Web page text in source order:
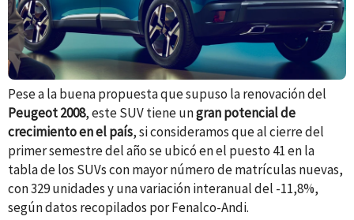
Pese a la buena propuesta que supuso la renovación del
Peugeot 2008, este SUV tiene ungran potencial de
crecimiento en el país, si consideramos que al cierre del
primer semestre del año se ubicó en el puesto 41 en la
tabla de los SUVs con mayor número de matrículas nuevas,
con 329 unidades y una variación interanual del -11,8%,
según datos recopilados por Fenalco-Andi.